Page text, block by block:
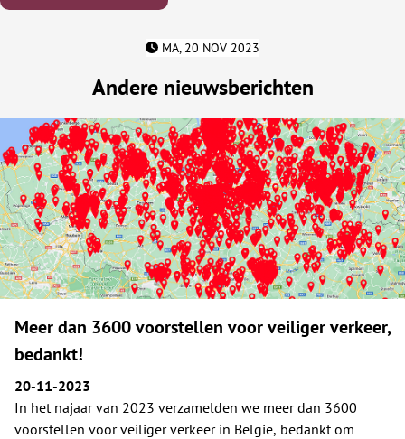
MA, 20 NOV 2023
Andere nieuwsberichten
Meer dan 3600 voorstellen voor veiliger verkeer,
bedankt!
20-11-2023
In het najaar van 2023 verzamelden we meer dan 3600
voorstellen voor veiliger verkeer in België, bedankt om